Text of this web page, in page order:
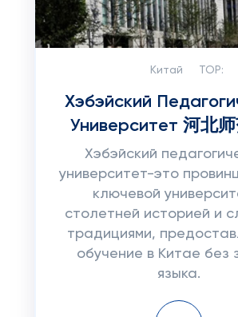
Китай TOP:
Хэбэйский
Университет 河北
Хэбэйский
университет-это
ключевой
столетней историей и
традициями,
обучение в Китае без
языка.